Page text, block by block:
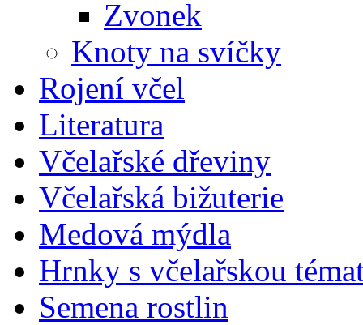
Zvonek
Knoty na svíčky
Rojení včel
Literatura
Včelařské dřeviny
Včelařská bižuterie
Medová mýdla
Hrnky s včelařskou
Semena rostlin